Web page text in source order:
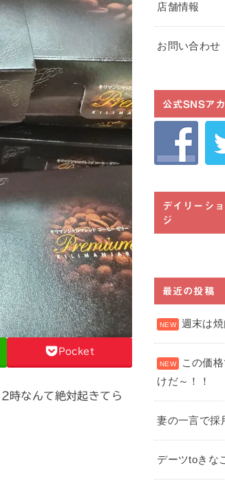
Pocket
時なんて絶対起きてら
店舗情報
お問い合わせ
公式SNSア
デイリーシ
ジ
最近の投稿
週末は
この価
けだ～！！
妻の一言で採
デーツtoきな